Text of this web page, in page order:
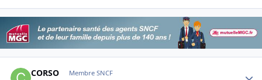
CORSO Membre SNCF